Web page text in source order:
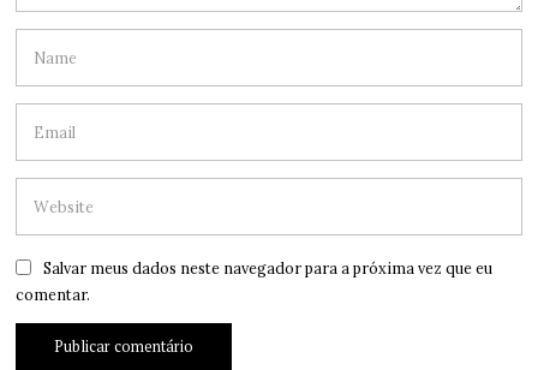
Salvar meus dados neste navegador para a próxima vez que eu
comentar.